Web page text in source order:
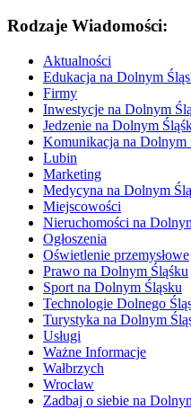
Rodzaje Wiadomości:
Aktualności
Edukacja na Dolnym
Firmy
Inwestycje na Dolnym
Jedzenie na Dolnym
Komunikacja na Dolnym
Lubin
Marketing
Medycyna na Dolnym
Miejscowości
Nieruchomości na
Ogłoszenia
Oświetlenie przemysłowe
Prawo na Dolnym Śląśku
Sport na Dolnym Śląsku
Technologie Dolnego
Turystyka na Dolnym
Usługi
Ważne Informacje
Wałbrzych
Wrocław
Zadbaj o siebie na